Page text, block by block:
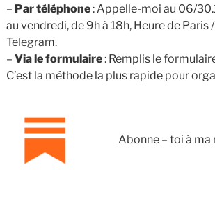
– Par téléphone: Appelle-moi au 06/
au vendredi, de 9h à 18h, Heure de
Telegram.
– Via le formulaire: Remplis le
C’est la méthode la plus rapide pour
Abonne – toi à